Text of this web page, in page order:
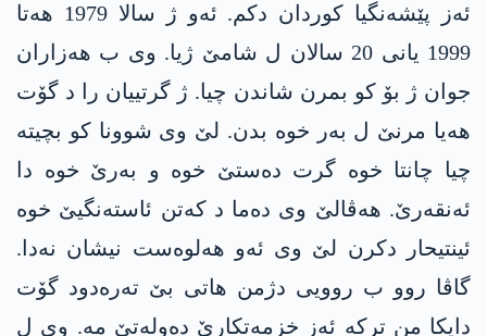
ئەز پێشەنگیا کوردان دکم. ئەو ژ سالا 1979 هەتا
1999 یانی 20 سالان ل شامێ ژیا. وی ب هەزاران
جوان ژ بۆ كو بمرن شاندن چیا. ژ گرتییان را د گۆت
هه‌یا مرنێ ل بەر خوە بدن. لێ وی شوونا کو بچیته‌
چیا چانتا خوە گرت دەستێ خوە و بەرێ خوە دا
ئەنقەرێ. هەڤالێ وی دەما د کەتن ئاستەنگیێ خوە
ئینتیحار دکرن لێ وی ئەو هەلوەست نیشان نەدا.
گاڤا روو ب روویی دژمن هاتی بێ تەرەدود گۆت
دایکا من ترکە ئەز خزمەتکارێ دەولەتێ مە. وی ل